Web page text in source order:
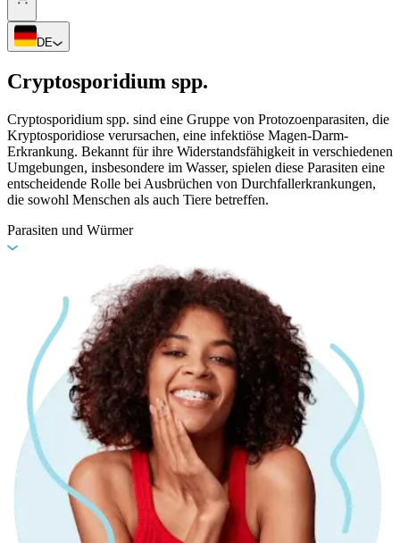
DE
Cryptosporidium spp.
Cryptosporidium spp. sind eine Gruppe von Protozoenparasiten, die
Kryptosporidiose verursachen, eine infektiöse Magen-Darm-
Erkrankung. Bekannt für ihre Widerstandsfähigkeit in verschiedenen
Umgebungen, insbesondere im Wasser, spielen diese Parasiten eine
entscheidende Rolle bei Ausbrüchen von Durchfallerkrankungen,
die sowohl Menschen als auch Tiere betreffen.
Parasiten und Würmer